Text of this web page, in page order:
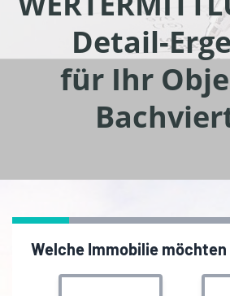
Detail-
für Ihr